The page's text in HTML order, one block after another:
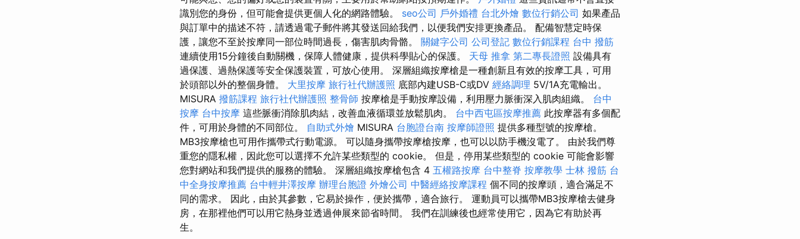
識別您的身份，但可能會提供更個人化的網路體驗。 seo公司 戶外婚禮 台北外燴 數位行銷公司 如果產品
與訂單中的描述不符，請透過電子郵件將其發送回給我們，以便我們安排更換產品。 配備智慧定時保
護，讓您不至於按摩同一部位時間過長，傷害肌肉骨骼。 關鍵字公司 公司登記 數位行銷課程 台中 撥筋
連續使用15分鐘後自動關機，保障人體健康，提供科學貼心的保護。 天母 推拿 第二專長證照 設備具有
過保護、過熱保護等安全保護裝置，可放心使用。 深層組織按摩槍是一種創新且有效的按摩工具，可用
於頭部以外的整個身體。 大里按摩 旅行社代辦護照 底部內建USB-C或DV 經絡調理 5V/1A充電輸出。
MISURA 撥筋課程 旅行社代辦護照 整骨師 按摩槍是手動按摩設備，利用壓力脈衝深入肌肉組織。 台中
按摩 台中按摩 這些脈衝消除肌肉結，改善血液循環並放鬆肌肉。 台中西屯區按摩推薦 此按摩器有多個配
件，可用於身體的不同部位。 自助式外燴 MISURA 台胞證台南 按摩師證照 提供多種型號的按摩槍。
MB3按摩槍也可用作攜帶式行動電源。 可以隨身攜帶按摩槍按摩，也可以以防手機沒電了。 由於我們尊
重您的隱私權，因此您可以選擇不允許某些類型的 cookie。 但是，停用某些類型的 cookie 可能會影響
您對網站和我們提供的服務的體驗。 深層組織按摩槍包含 4 五權路按摩 台中整脊 按摩教學 士林 撥筋 台
中全身按摩推薦 台中輕井澤按摩 辦理台胞證 外燴公司 中醫經絡按摩課程 個不同的按摩頭，適合滿足不
同的需求。 因此，由於其參數，它易於操作，便於攜帶，適合旅行。 運動員可以攜帶MB3按摩槍去健身
房，在那裡他們可以用它熱身並透過伸展來節省時間。 我們在訓練後也經常使用它，因為它有助於再
生。